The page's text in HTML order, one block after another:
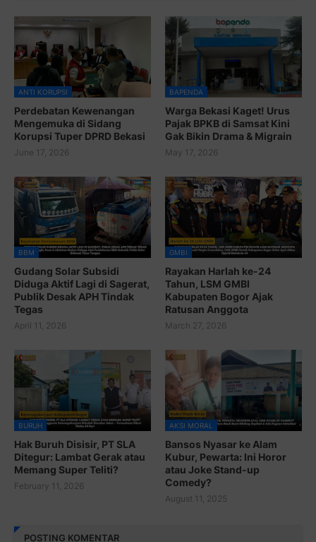
ANTI KORUPSI
Perdebatan Kewenangan
Mengemuka di Sidang
Korupsi Tuper DPRD Bekasi
June 17, 2026
BAPENDA
Warga Bekasi Kaget! Urus
Pajak BPKB di Samsat Kini
Gak Bikin Drama & Migrain
May 17, 2026
BBM
Gudang Solar Subsidi
Diduga Aktif Lagi di Sagerat,
Publik Desak APH Tindak
Tegas
April 11, 2026
GMBI
Rayakan Harlah ke-24
Tahun, LSM GMBI
Kabupaten Bogor Ajak
Ratusan Anggota
March 27, 2026
BURUH
Hak Buruh Disisir, PT SLA
Ditegur: Lambat Gerak atau
Memang Super Teliti?
February 11, 2026
AKSI MORAL
Bansos Nyasar ke Alam
Kubur, Pewarta: Ini Horor
atau Joke Stand-up
Comedy?
August 11, 2025
POSTING KOMENTAR